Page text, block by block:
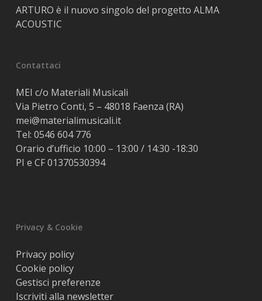
ARTURO è il nuovo singolo del progetto ALMA
ACOUSTIC
Contattaci
MEI c/o Materiali Musicali
Via Pietro Conti, 5 – 48018 Faenza (RA)
mei@materialimusicali.it
Tel: 0546 604 776
Orario d’ufficio 10:00 – 13:00 / 14:30 -18:30
PI e CF 01370530394
Privacy & Cookie
Privacy policy
Cookie policy
Gestisci preferenze
Iscriviti alla newsletter